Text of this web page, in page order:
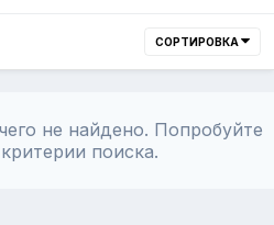
СОРТИРОВКА
не найдено. Попробуйте
поиска.